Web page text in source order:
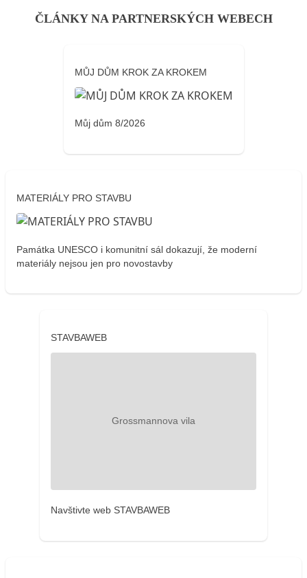
ČLÁNKY NA PARTNERSKÝCH WEBECH
MŮJ DŮM KROK ZA KROKEM
Můj dům 8/2026
MATERIÁLY PRO STAVBU
Památka UNESCO i komunitní sál dokazují, že moderní
materiály nejsou jen pro novostavby
STAVBAWEB
Navštivte web STAVBAWEB